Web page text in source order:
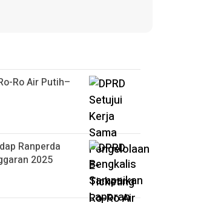
Ro Air Putih–
Ranperda
2025